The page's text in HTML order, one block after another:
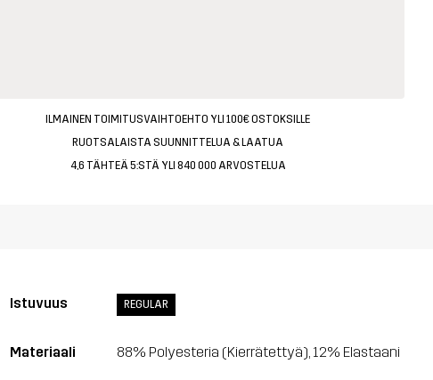
ILMAINEN TOIMITUSVAIHTOEHTO YLI 100€ OSTOKSILLE
RUOTSALAISTA SUUNNITTELUA & LAATUA
4,6 TÄHTEÄ 5:STÄ YLI 840 000 ARVOSTELUA
Istuvuus REGULAR
Materiaali 88% Polyesteria (Kierrätettyä), 12% Elastaani